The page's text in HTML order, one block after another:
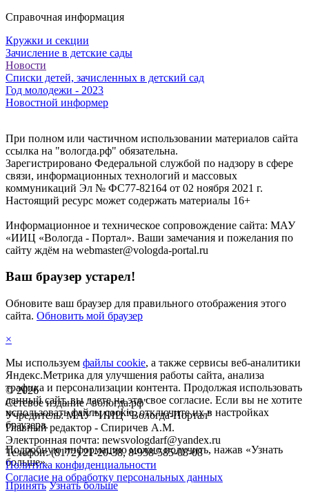
Справочная информация
Кружки и секции
Зачисление в детские сады
Новости
Списки детей, зачисленных в детский сад
Год молодежи - 2023
©2026
Сетевое издание "вологда.рф"
Учредитель: МАУ "ИИЦ "Вологда-Портал"
Главный редактор - Спиричев А.М.
Электронная почта: newsvologdarf@yandex.ru
Телефон: (8172) 21-20-38, 8-958-585-08-08
Политика конфиденциальности
Согласие на обработку персональных данных
Новостной информер
При полном или частичном использовании материалов сайта
ссылка на "вологда.рф" обязательна.
Зарегистрировано Федеральной службой по надзору в сфере
связи, информационных технологий и массовых
коммуникаций Эл № ФС77-82164 от 02 ноября 2021 г.
Настоящий ресурс может содержать материалы 16+
Информационное и техническое сопровождение сайта: МАУ
«ИИЦ «Вологда - Портал». Ваши замечания и пожелания по
сайту ждём на webmaster@vologda-portal.ru
Ваш браузер устарел!
Обновите ваш браузер для правильного отображения этого
сайта. Обновить мой браузер
×
Мы используем файлы cookie, а также сервисы веб-аналитики
Яндекс.Метрика для улучшения работы сайта, анализа
трафика и персонализации контента. Продолжая использовать
данный сайт, вы даете на это свое согласие. Если вы не хотите
использовать файлы cookie, отключите их в настройках
браузера.
Подробную информацию можно получить, нажав «Узнать
больше».
Принять Узнать больше